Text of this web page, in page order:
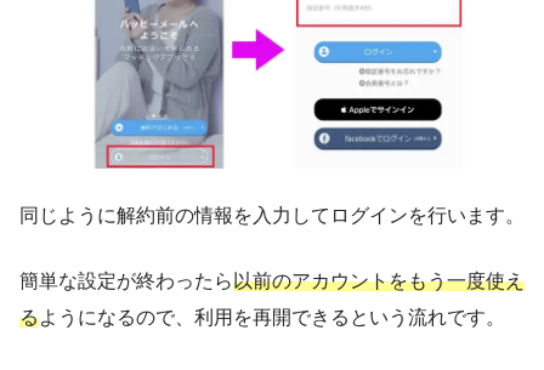
同じように解約前の情報を入力してログインを行います。
簡単な設定が終わったら以前のアカウントをもう一度使え
るようになるので、利用を再開できるという流れです。